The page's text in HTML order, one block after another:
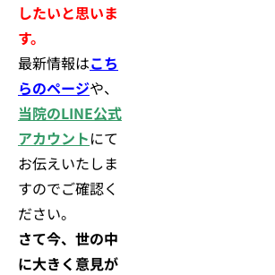
したいと思いま
す。
最新情報はこち
らのページや、
当院のLINE公式
アカウントにて
お伝えいたしま
すのでご確認く
ださい。
さて今、世の中
に大きく意見が